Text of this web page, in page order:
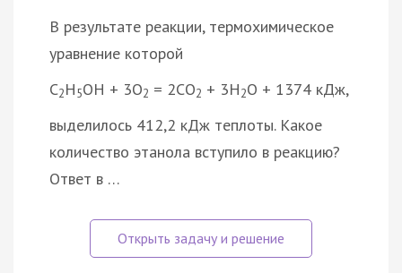
В результате реакции, термохимическое
уравнение которой
C2H5OH + 3O2 = 2CO2 + 3H2O + 1374 кДж,
выделилось 412,2 кДж теплоты. Какое
количество этанола вступило в реакцию?
Ответ в …